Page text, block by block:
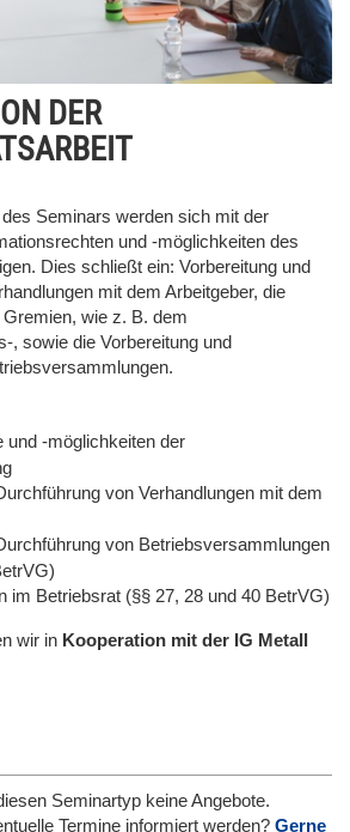
DER
Seminars werden sich mit der
und -möglichkeiten des
Dies schließt ein: Vorbereitung und
mit dem Arbeitgeber, die
wie z. B. dem
, sowie die Vorbereitung und
und -möglichkeiten der
von Verhandlungen mit dem
von Betriebsversammlungen
im Betriebsrat (§§ 27, 28 und 40 BetrVG)
wir in Kooperation mit der IG Metall
Seminartyp keine Angebote.
Termine informiert werden? Gerne